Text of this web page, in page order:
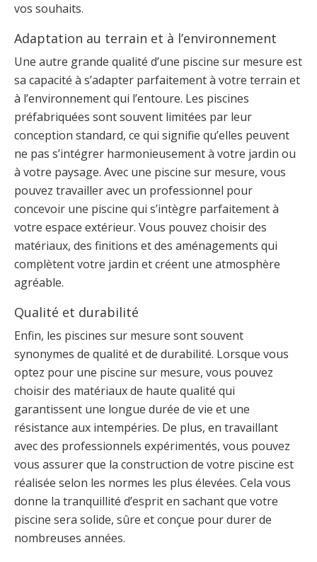
vos souhaits.
Adaptation au terrain et à l’environnement
Une autre grande qualité d’une piscine sur mesure est
sa capacité à s’adapter parfaitement à votre terrain et
à l’environnement qui l’entoure. Les piscines
préfabriquées sont souvent limitées par leur
conception standard, ce qui signifie qu’elles peuvent
ne pas s’intégrer harmonieusement à votre jardin ou
à votre paysage. Avec une piscine sur mesure, vous
pouvez travailler avec un professionnel pour
concevoir une piscine qui s’intègre parfaitement à
votre espace extérieur. Vous pouvez choisir des
matériaux, des finitions et des aménagements qui
complètent votre jardin et créent une atmosphère
agréable.
Qualité et durabilité
Enfin, les piscines sur mesure sont souvent
synonymes de qualité et de durabilité. Lorsque vous
optez pour une piscine sur mesure, vous pouvez
choisir des matériaux de haute qualité qui
garantissent une longue durée de vie et une
résistance aux intempéries. De plus, en travaillant
avec des professionnels expérimentés, vous pouvez
vous assurer que la construction de votre piscine est
réalisée selon les normes les plus élevées. Cela vous
donne la tranquillité d’esprit en sachant que votre
piscine sera solide, sûre et conçue pour durer de
nombreuses années.